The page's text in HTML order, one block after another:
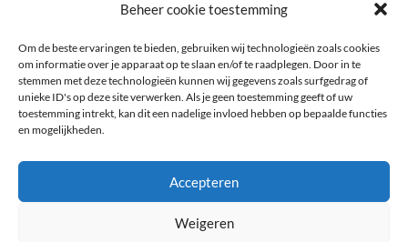
Beheer cookie toestemming
Om de beste ervaringen te bieden, gebruiken wij technologieën zoals cookies
om informatie over je apparaat op te slaan en/of te raadplegen. Door in te
stemmen met deze technologieën kunnen wij gegevens zoals surfgedrag of
unieke ID's op deze site verwerken. Als je geen toestemming geeft of uw
toestemming intrekt, kan dit een nadelige invloed hebben op bepaalde functies
en mogelijkheden.
Accepteren
Weigeren
WOS dient zienswijze in op voorontwerp Kop
Keizerstraat: blij met vergroening, wel meer aandacht
voor veiligheid en economische vitaliteit
WOS buurt BBQ: samen de zomer ingeluid!
Vlaggenode aan de jarige vuurtoren tijdens